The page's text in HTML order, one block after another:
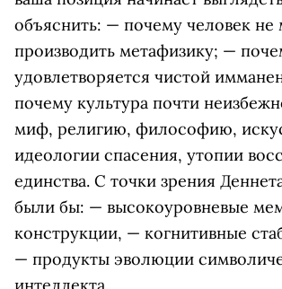
объяснить: — почему человек не
производить метафизику; —
удовлетворяется чистой
почему культура почти
миф, религию, философию,
идеологии спасения, утопии
единства. С точки зрения
были бы: — высокоуровневые
конструкции, — когнитивные
— продукты эволюции